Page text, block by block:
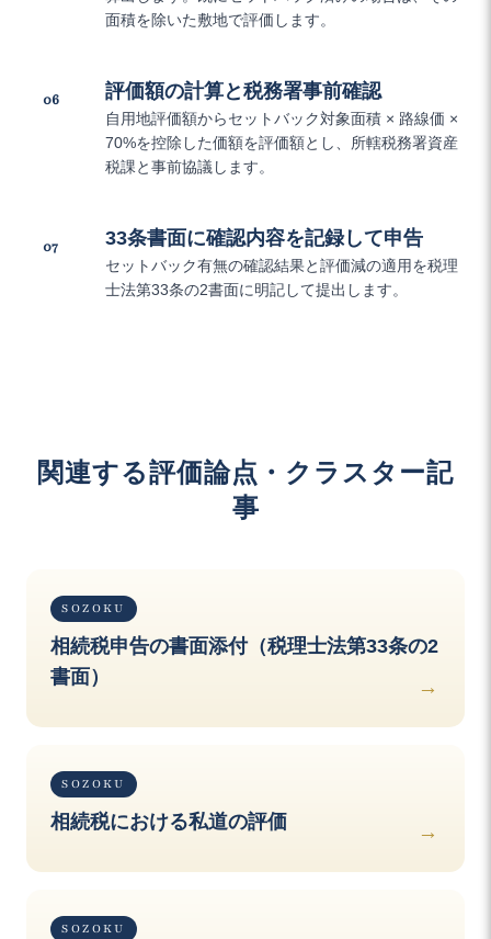
面積を除いた敷地で評価します。
06 評価額の計算と税務署事前確認
自用地評価額からセットバック対象面積 × 路線価 ×
70%を控除した価額を評価額とし、所轄税務署資産
税課と事前協議します。
07 33条書面に確認内容を記録して申告
セットバック有無の確認結果と評価減の適用を税理
士法第33条の2書面に明記して提出します。
関連する評価論点・クラスター記
事
SOZOKU
相続税申告の書面添付（税理士法第33条の2
書面）
SOZOKU
相続税における私道の評価
SOZOKU